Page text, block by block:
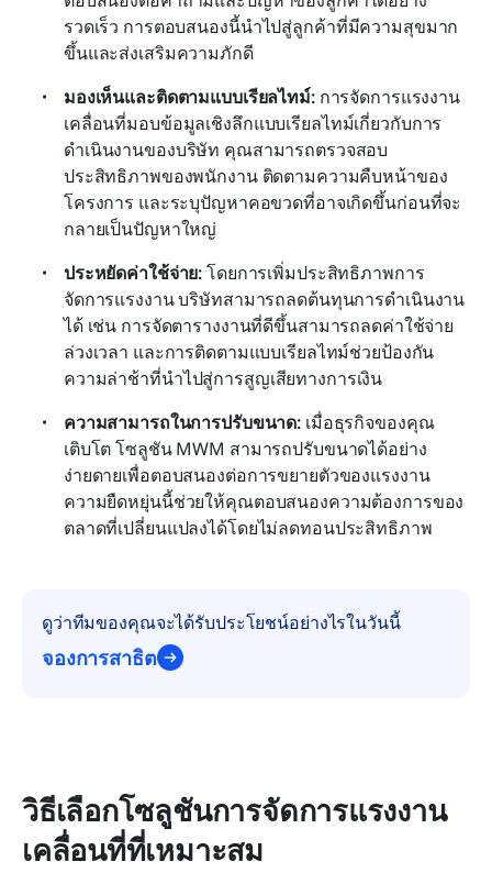
รวดเร็ว การตอบสนองนี้นำไปสู่ลูกค้าที่มีความสุขมาก
ขึ้นและส่งเสริมความภักดี
มองเห็นและติดตามแบบเรียลไทม์: การจัดการแรงงาน
เคลื่อนที่มอบข้อมูลเชิงลึกแบบเรียลไทม์เกี่ยวกับการ
ดำเนินงานของบริษัท คุณสามารถตรวจสอบ
ประสิทธิภาพของพนักงาน ติดตามความคืบหน้าของ
โครงการ และระบุปัญหาคอขวดที่อาจเกิดขึ้นก่อนที่จะ
กลายเป็นปัญหาใหญ่
ประหยัดค่าใช้จ่าย: โดยการเพิ่มประสิทธิภาพการ
จัดการแรงงาน บริษัทสามารถลดต้นทุนการดำเนินงาน
ได้ เช่น การจัดตารางงานที่ดีขึ้นสามารถลดค่าใช้จ่าย
ล่วงเวลา และการติดตามแบบเรียลไทม์ช่วยป้องกัน
ความล่าช้าที่นำไปสู่การสูญเสียทางการเงิน
ความสามารถในการปรับขนาด: เมื่อธุรกิจของคุณ
เติบโต โซลูชัน MWM สามารถปรับขนาดได้อย่าง
ง่ายดายเพื่อตอบสนองต่อการขยายตัวของแรงงาน
ความยืดหยุ่นนี้ช่วยให้คุณตอบสนองความต้องการของ
ตลาดที่เปลี่ยนแปลงได้โดยไม่ลดทอนประสิทธิภาพ
ดูว่าทีมของคุณจะได้รับประโยชน์อย่างไรในวันนี้
จองการสาธิต
วิธีเลือกโซลูชันการจัดการแรงงาน
เคลื่อนที่ที่เหมาะสม